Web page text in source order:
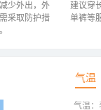
少外出，外
采取防护措
建议穿
单裤等
气温
气温：